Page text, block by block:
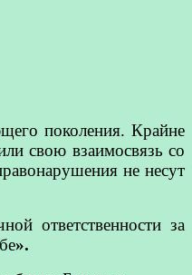
поколения. Крайне
свою взаимосвязь со
не несут
ответственности за
».